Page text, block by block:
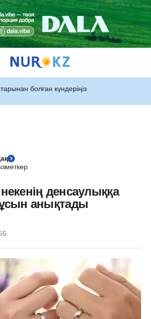
болған күндеріңіз
денсаулыққа
анықтады